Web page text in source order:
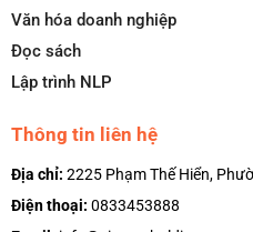
Văn hóa doanh nghiệp
Đọc sách
Lập trình NLP
Thông tin liên hệ
Địa chỉ: 2225 Phạm Thế Hiển,
Điện thoại: 0833453888